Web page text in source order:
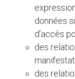
données
d’accès
des
des